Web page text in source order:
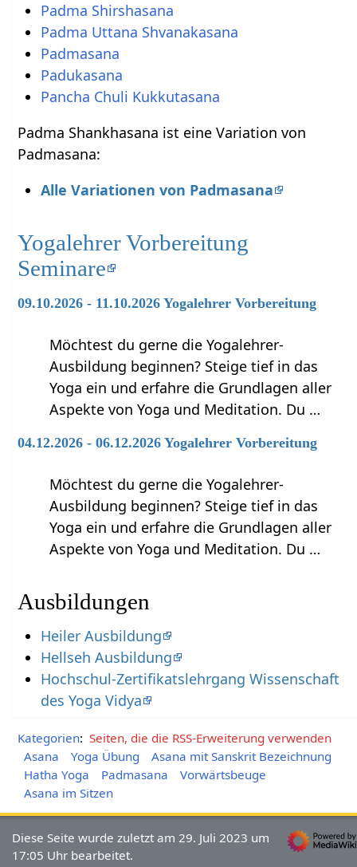
Padma Shirshasana
Padma Uttana Shvanakasana
Padmasana
Padukasana
Pancha Chuli Kukkutasana
Padma Shankhasana ist eine Variation von
Padmasana:
Alle Variationen von Padmasana
Yogalehrer Vorbereitung
Seminare
09.10.2026 - 11.10.2026 Yogalehrer Vorbereitung
Möchtest du gerne die Yogalehrer-
Ausbildung beginnen? Steige tief in das
Yoga ein und erfahre die Grundlagen aller
Aspekte von Yoga und Meditation. Du …
04.12.2026 - 06.12.2026 Yogalehrer Vorbereitung
Möchtest du gerne die Yogalehrer-
Ausbildung beginnen? Steige tief in das
Yoga ein und erfahre die Grundlagen aller
Aspekte von Yoga und Meditation. Du …
Ausbildungen
Heiler Ausbildung
Hellseh Ausbildung
Hochschul-Zertifikatslehrgang Wissenschaft
des Yoga Vidya
Kategorien: Seiten, die die RSS-Erweiterung verwenden
Asana
Yoga Übung
Asana mit Sanskrit Bezeichnung
Hatha Yoga
Padmasana
Vorwärtsbeuge
Asana im Sitzen
Diese Seite wurde zuletzt am 29. Juli 2023 um
17:05 Uhr bearbeitet.